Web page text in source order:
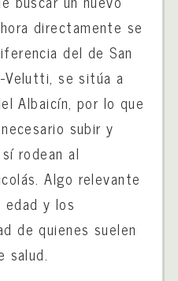
directamente se
del de San
Velutti, se sitúa a
Albaicín, por lo que
subir y
rodean al
Algo relevante
y los
de quienes suelen
salud.